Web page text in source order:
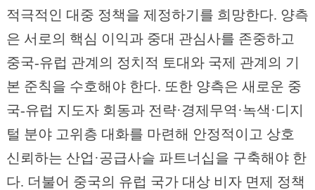
적극적인 대중 정책을 제정하기를 희망한다. 양측
은 서로의 핵심 이익과 중대 관심사를 존중하고
중국-유럽 관계의 정치적 토대와 국제 관계의 기
본 준칙을 수호해야 한다. 또한 양측은 새로운 중
국-유럽 지도자 회동과 전략·경제무역·녹색·디지
털 분야 고위층 대화를 마련해 안정적이고 상호
신뢰하는 산업·공급사슬 파트너십을 구축해야 한
다. 더불어 중국의 유럽 국가 대상 비자 면제 정책